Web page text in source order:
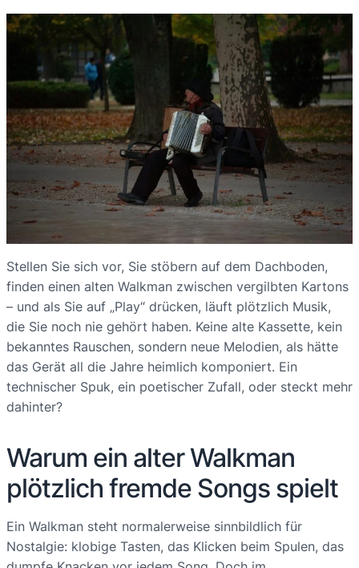
Stellen Sie sich vor, Sie stöbern auf dem Dachboden,
finden einen alten Walkman zwischen vergilbten Kartons
– und als Sie auf „Play“ drücken, läuft plötzlich Musik,
die Sie noch nie gehört haben. Keine alte Kassette, kein
bekanntes Rauschen, sondern neue Melodien, als hätte
das Gerät all die Jahre heimlich komponiert. Ein
technischer Spuk, ein poetischer Zufall, oder steckt mehr
dahinter?
Warum ein alter Walkman
plötzlich fremde Songs spielt
Ein Walkman steht normalerweise sinnbildlich für
Nostalgie: klobige Tasten, das Klicken beim Spulen, das